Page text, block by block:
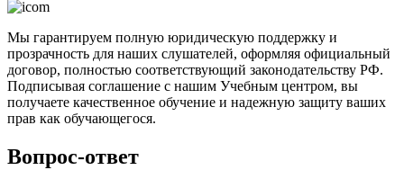
Мы гарантируем полную юридическую поддержку и
прозрачность для наших слушателей, оформляя официальный
договор, полностью соответствующий законодательству РФ.
Подписывая соглашение с нашим Учебным центром, вы
получаете качественное обучение и надежную защиту ваших
прав как обучающегося.
Вопрос-ответ